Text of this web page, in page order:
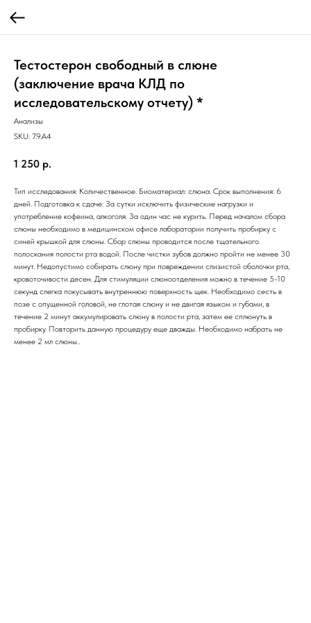
Тестостерон свободный в слюне
(заключение врача КЛД по
исследовательскому отчету) *
Анализы
SKU: 7.9.A4
1 250 р.
Тип исследования: Количественное. Биоматериал: слюна. Срок выполнения: 6
дней. Подготовка к сдаче: За сутки исключить физические нагрузки и
употребление кофеина, алкоголя. За один час не курить. Перед началом сбора
слюны необходимо в медицинском офисе лаборатории получить пробирку с
синей крышкой для слюны. Сбор слюны проводится после тщательного
полоскания полости рта водой. После чистки зубов должно пройти не менее 30
минут. Недопустимо собирать слюну при повреждении слизистой оболочки рта,
кровоточивости десен. Для стимуляции слюноотделения можно в течение 5-10
секунд слегка покусывать внутреннюю поверхность щек. Необходимо сесть в
позе с опущенной головой, не глотая слюну и не двигая языком и губами, в
течение 2 минут аккумулировать слюну в полости рта, затем ее сплюнуть в
пробирку. Повторить данную процедуру еще дважды. Необходимо набрать не
менее 2 мл слюны..